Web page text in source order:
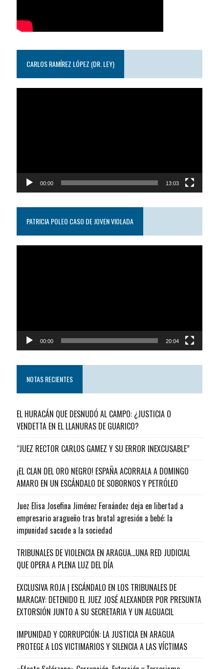
CARLOS RAMÍREZ LÓPEZ (DR. LEY)
00:00 13:03
PATRICIA POLEO CASO DE JOVEN VIOLADA
00:00 20:04
NOTAS RECIENTES
EL HURACÁN QUE DESNUDÓ AL CAMPO: ¿JUSTICIA O
VENDETTA EN EL LLANURAS DE GUARICO?
“JUEZ RECTOR CARLOS GAMEZ Y SU ERROR INEXCUSABLE”
¡EL CLAN DEL ORO NEGRO! ESPAÑA ACORRALA A DOMINGO
AMARO EN UN ESCÁNDALO DE SOBORNOS Y PETRÓLEO
Juez Elisa Josefina Jiménez Fernández deja en libertad a
empresario aragueño tras brutal agresión a bebé: la
impunidad sacude a la sociedad
TRIBUNALES DE VIOLENCIA EN ARAGUA…UNA RED JUDICIAL
QUE OPERA A PLENA LUZ DEL DÍA
EXCLUSIVA ROJA | ESCÁNDALO EN LOS TRIBUNALES DE
MARACAY: DETENIDO EL JUEZ JOSÉ ALEXANDER POR PRESUNTA
EXTORSIÓN JUNTO A SU SECRETARIA Y UN ALGUACIL
IMPUNIDAD Y CORRUPCIÓN: LA JUSTICIA EN ARAGUA
PROTEGE A LOS VICTIMARIOS Y SILENCIA A LAS VÍCTIMAS